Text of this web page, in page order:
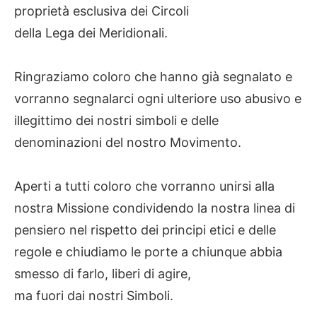
proprietà esclusiva dei Circoli
della Lega dei Meridionali.
Ringraziamo coloro che hanno già segnalato e
vorranno segnalarci ogni ulteriore uso abusivo e
illegittimo dei nostri simboli e delle
denominazioni del nostro Movimento.
Aperti a tutti coloro che vorranno unirsi alla
nostra Missione condividendo la nostra linea di
pensiero nel rispetto dei principi etici e delle
regole e chiudiamo le porte a chiunque abbia
smesso di farlo, liberi di agire,
ma fuori dai nostri Simboli.